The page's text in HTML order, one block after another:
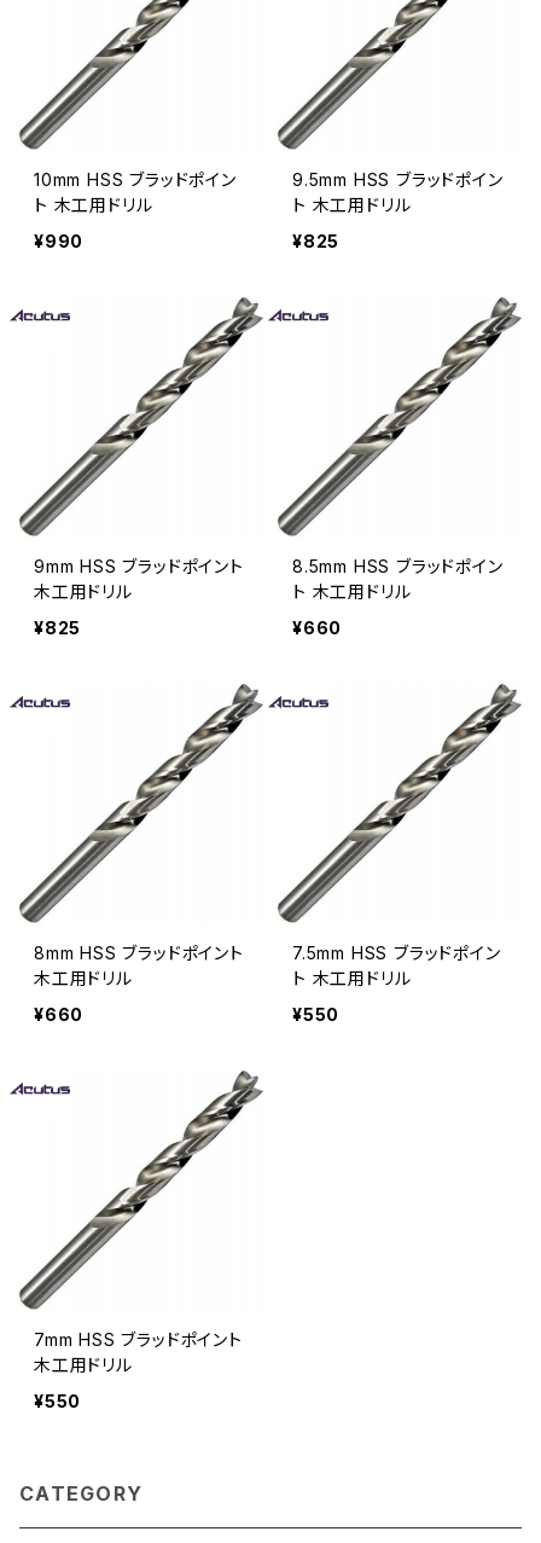
10mm HSS ブラッドポイン
ト 木工用ドリル
¥990
9.5mm HSS ブラッドポイン
ト 木工用ドリル
¥825
9mm HSS ブラッドポイント
木工用ドリル
¥825
8.5mm HSS ブラッドポイン
ト 木工用ドリル
¥660
8mm HSS ブラッドポイント
木工用ドリル
¥660
7.5mm HSS ブラッドポイン
ト 木工用ドリル
¥550
7mm HSS ブラッドポイント
木工用ドリル
¥550
CATEGORY